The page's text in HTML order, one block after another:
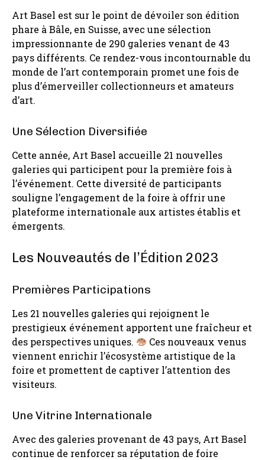
Art Basel est sur le point de dévoiler son édition
phare à Bâle, en Suisse, avec une sélection
impressionnante de 290 galeries venant de 43
pays différents. Ce rendez-vous incontournable du
monde de l’art contemporain promet une fois de
plus d’émerveiller collectionneurs et amateurs
d’art.
Une Sélection Diversifiée
Cette année, Art Basel accueille 21 nouvelles
galeries qui participent pour la première fois à
l’événement. Cette diversité de participants
souligne l’engagement de la foire à offrir une
plateforme internationale aux artistes établis et
émergents.
Les Nouveautés de l’Édition 2023
Premières Participations
Les 21 nouvelles galeries qui rejoignent le
prestigieux événement apportent une fraîcheur et
des perspectives uniques.
Ces nouveaux venus
viennent enrichir l’écosystème artistique de la
foire et promettent de captiver l’attention des
visiteurs.
Une Vitrine Internationale
Avec des galeries provenant de 43 pays, Art Basel
continue de renforcer sa réputation de foire